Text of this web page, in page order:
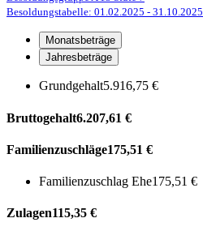
Besoldungstabelle: 01.02.2025 - 31.10.2025
Monatsbeträge
Jahresbeträge
Grundgehalt5.916,75 €
Bruttogehalt6.207,61 €
Familienzuschläge175,51 €
Familienzuschlag Ehe175,51 €
Zulagen115,35 €